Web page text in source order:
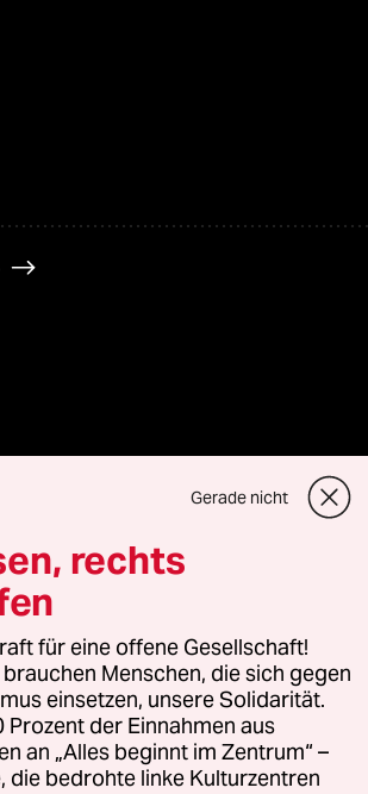
und Vertriebs GmbH
Bei rechtlichen Fragen oder für Genehmigungen
lizenzen@taz.de
Kommune-Richtlinien
Gerade nicht
rechts
für eine offene Gesellschaft!
Menschen, die sich gegen
einsetzen, unsere Solidarität.
Prozent der Einnahmen aus
an „Alles beginnt im Zentrum“ –
die bedrohte linke Kulturzentren